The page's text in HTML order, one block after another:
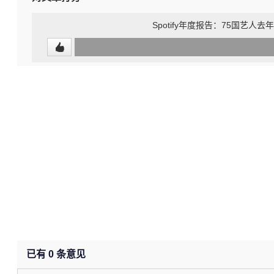
Spotify年度报告：75国艺人去
已有 0 条意见